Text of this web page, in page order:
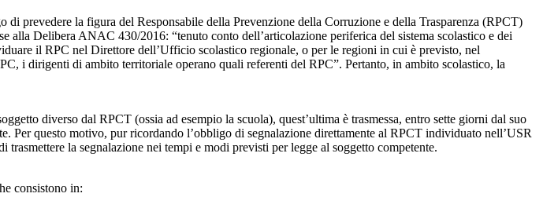
prevedere la figura del Responsabile della Prevenzione della Corruzione e della Trasparenza (RPCT)
alla Delibera ANAC 430/2016: “tenuto conto dell’articolazione periferica del sistema scolastico e dei
il RPC nel Direttore dell’Ufficio scolastico regionale, o per le regioni in cui è previsto, nel
i dirigenti di ambito territoriale operano quali referenti del RPC”. Pertanto, in ambito scolastico, la
diverso dal RPCT (ossia ad esempio la scuola), quest’ultima è trasmessa, entro sette giorni dal suo
Per questo motivo, pur ricordando l’obbligo di segnalazione direttamente al RPCT individuato nell’USR
la segnalazione nei tempi e modi previsti per legge al soggetto competente.
consistono in: